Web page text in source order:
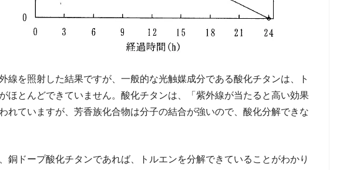
線を照射した結果ですが、一般的な光触媒成分である酸化チタンは、ト
ほとんどできていません。酸化チタンは、「紫外線が当たると高い効果
れていますが、芳香族化合物は分子の結合が強いので、酸化分解できな
銅ドープ酸化チタンであれば、トルエンを分解できていることがわかり